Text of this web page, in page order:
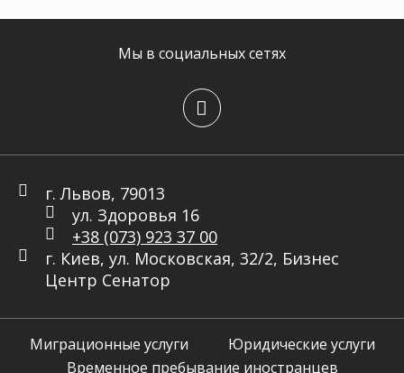
Мы в социальных сетях
г. Львов, 79013
ул. Здоровья 16
+38 (073) 923 37 00
г. Киев, ул. Московская, 32/2, Бизнес
Центр Сенатор
Миграционные услуги
Юридические услуги
Временное пребывание иностранцев